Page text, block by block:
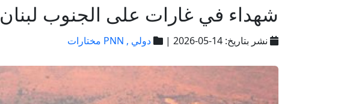
شهداء في غارات على الجنوب لبنان
نشر بتاريخ: 14-05-2026 | دولي , PNN مختارات